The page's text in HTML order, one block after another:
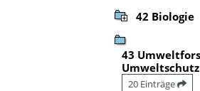
42 Biologie
43
Umweltschutz
20 Einträge